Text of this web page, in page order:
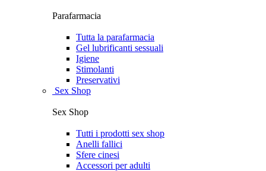
Parafarmacia
Tutta la parafarmacia
Gel lubrificanti sessuali
Igiene
Stimolanti
Preservativi
Sex Shop
Sex Shop
Tutti i prodotti sex shop
Anelli fallici
Sfere cinesi
Accessori per adulti